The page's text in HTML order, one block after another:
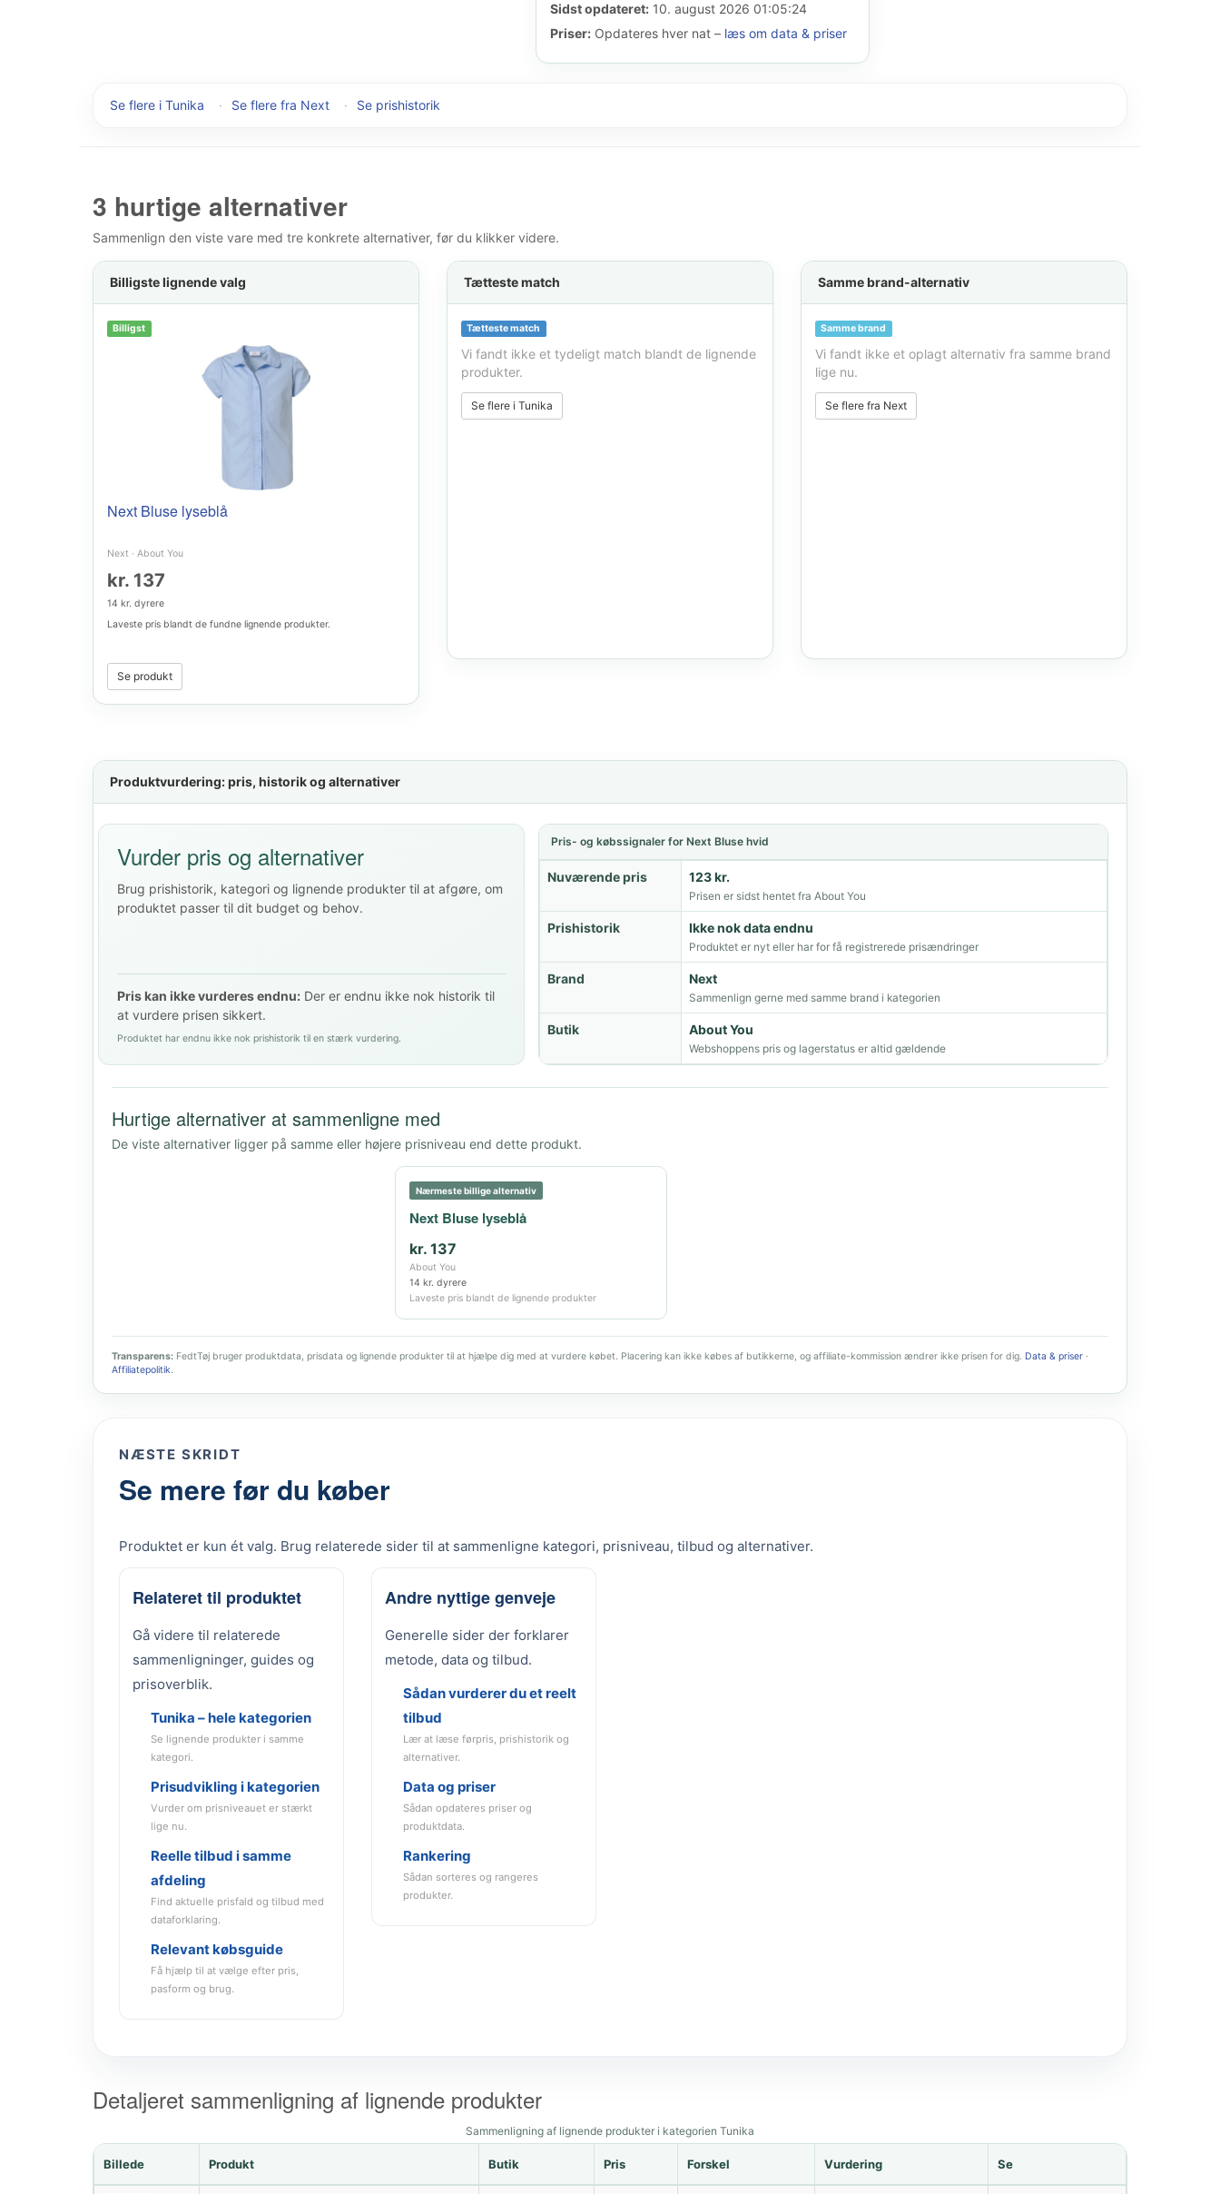
Sidst opdateret:10. august 2026 01:05:24
Priser:Opdateres hver nat – læs om data & priser
Se flere i Tunika · Se flere fra Next · Se prishistorik
3 hurtige alternativer
Sammenlign den viste vare med tre konkrete alternativer, før du klikker videre.
Billigste lignende valg
Billigst
Next Bluse lyseblå
Next · About You
kr. 137
14 kr. dyrere
Laveste pris blandt de fundne lignende produkter.
Se produkt
Tætteste match
Tætteste match
Vi fandt ikke et tydeligt match blandt de lignende
produkter.
Se flere i Tunika
Samme brand-alternativ
Samme brand
Vi fandt ikke et oplagt alternativ fra samme brand
lige nu.
Se flere fra Next
Produktvurdering: pris, historik og alternativer
Vurder pris og alternativer
Brug prishistorik, kategori og lignende produkter til at afgøre, om
produktet passer til dit budget og behov.
Pris kan ikke vurderes endnu: Der er endnu ikke nok historik til
at vurdere prisen sikkert.
Produktet har endnu ikke nok prishistorik til en stærk vurdering.
Pris- og købssignaler for Next Bluse hvid
Nuværende pris 123 kr.
Prisen er sidst hentet fra About You
Prishistorik Ikke nok data endnu
Produktet er nyt eller har for få registrerede prisændringer
Brand Next
Sammenlign gerne med samme brand i kategorien
Butik About You
Webshoppens pris og lagerstatus er altid gældende
Hurtige alternativer at sammenligne med
De viste alternativer ligger på samme eller højere prisniveau end dette produkt.
Nærmeste billige alternativ
Next Bluse lyseblå
kr. 137
About You
14 kr. dyrere
Laveste pris blandt de lignende produkter
Transparens: FedtTøj bruger produktdata, prisdata og lignende produkter til at hjælpe dig med at vurdere købet. Placering kan ikke købes af butikkerne, og affiliate-kommission ændrer ikke prisen for dig. Data & priser ·
Affiliatepolitik.
NÆSTE SKRIDT
Se mere før du køber
Produktet er kun ét valg. Brug relaterede sider til at sammenligne kategori, prisniveau, tilbud og alternativer.
Relateret til produktet
Gå videre til relaterede
sammenligninger, guides og
prisoverblik.
Tunika – hele kategorien
Se lignende produkter i samme
kategori.
Prisudvikling i kategorien
Vurder om prisniveauet er stærkt
lige nu.
Reelle tilbud i samme
afdeling
Find aktuelle prisfald og tilbud med
dataforklaring.
Relevant købsguide
Få hjælp til at vælge efter pris,
pasform og brug.
Andre nyttige genveje
Generelle sider der forklarer
metode, data og tilbud.
Sådan vurderer du et reelt
tilbud
Lær at læse førpris, prishistorik og
alternativer.
Data og priser
Sådan opdateres priser og
produktdata.
Rankering
Sådan sorteres og rangeres
produkter.
Detaljeret sammenligning af lignende produkter
Sammenligning af lignende produkter i kategorien Tunika
Billede Produkt Butik Pris Forskel Vurdering Se